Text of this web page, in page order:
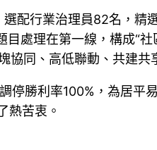
配行業治理員82名，精
處理在第一線，構成“
協同、高低聯動、共建共
勝利率100%，為居平
熱苦衷。